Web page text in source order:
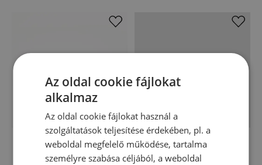
Az oldal cookie fájlokat
alkalmaz
Az oldal cookie fájlokat használ a
szolgáltatások teljesítése érdekében, pl. a
weboldal megfelelő működése, tartalma
személyre szabása céljából, a weboldal